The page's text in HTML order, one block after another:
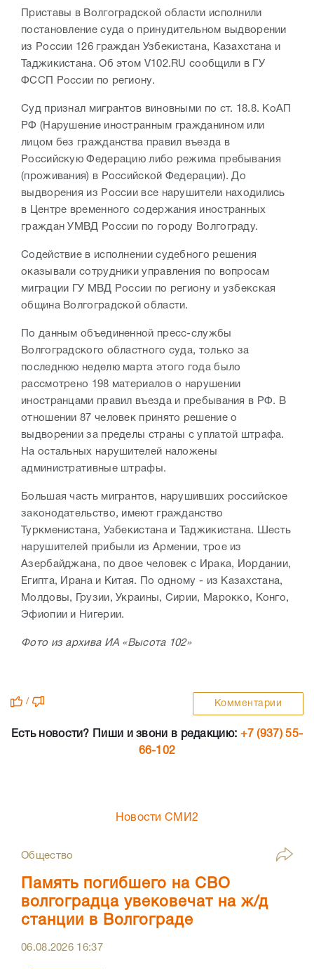
Приставы в Волгоградской области исполнили
постановление суда о принудительном выдворении
из России 126 граждан Узбекистана, Казахстана и
Таджикистана. Об этом V102.RU сообщили в ГУ
ФССП России по региону.
Суд признал мигрантов виновными по ст. 18.8. КоАП
РФ (Нарушение иностранным гражданином или
лицом без гражданства правил въезда в
Российскую Федерацию либо режима пребывания
(проживания) в Российской Федерации). До
выдворения из России все нарушители находились
в Центре временного содержания иностранных
граждан УМВД России по городу Волгограду.
Содействие в исполнении судебного решения
оказывали сотрудники управления по вопросам
миграции ГУ МВД России по региону и узбекская
община Волгоградской области.
По данным объединенной пресс-службы
Волгоградского областного суда, только за
последнюю неделю марта этого года было
рассмотрено 198 материалов о нарушении
иностранцами правил въезда и пребывания в РФ. В
отношении 87 человек принято решение о
выдворении за пределы страны с уплатой штрафа.
На остальных нарушителей наложены
административные штрафы.
Большая часть мигрантов, нарушивших российское
законодательство, имеют гражданство
Туркменистана, Узбекистана и Таджикистана. Шесть
нарушителей прибыли из Армении, трое из
Азербайджана, по двое человек с Ирака, Иордании,
Египта, Ирана и Китая. По одному - из Казахстана,
Молдовы, Грузии, Украины, Сирии, Марокко, Конго,
Эфиопии и Нигерии.
Фото из архива ИА «Высота 102»
/ Комментарии
Есть новости? Пиши и звони в редакцию: +7 (937) 55-
66-102
Новости СМИ2
Общество
Память погибшего на СВО
волгоградца увековечат на ж/д
станции в Волгограде
06.08.2026 16:37